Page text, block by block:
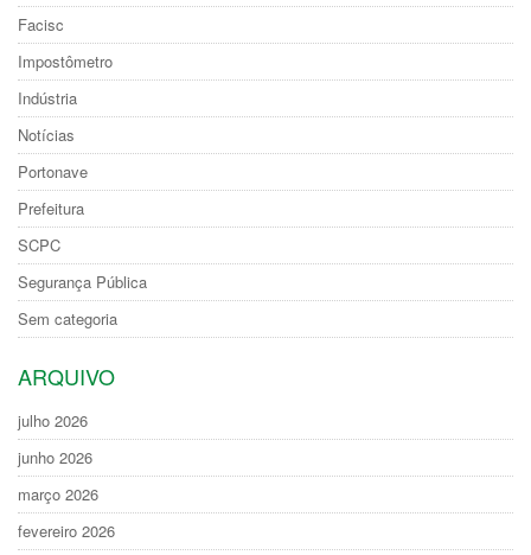
Facisc
Impostômetro
Indústria
Notícias
Portonave
Prefeitura
SCPC
Segurança Pública
Sem categoria
ARQUIVO
julho 2026
junho 2026
março 2026
fevereiro 2026